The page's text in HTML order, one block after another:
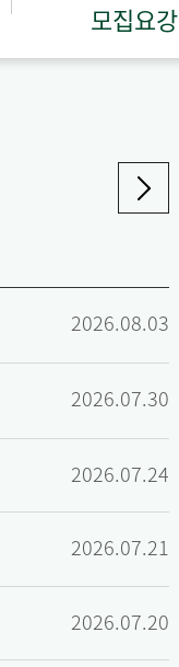
모집요강
2026.08.03
2026.07.30
2026.07.24
2026.07.21
2026.07.20